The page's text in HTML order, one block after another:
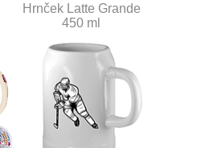
Hrnček Latte Grande
450 ml